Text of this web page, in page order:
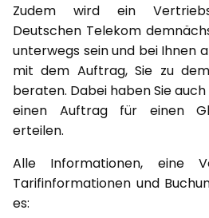
Zudem wird ein
Deutschen Telekom
unterwegs sein und bei Ihnen
mit dem Auftrag, Sie zu
beraten. Dabei haben Sie
einen Auftrag für einen
erteilen.
Alle Informationen, eine
Tarifinformationen und
es: